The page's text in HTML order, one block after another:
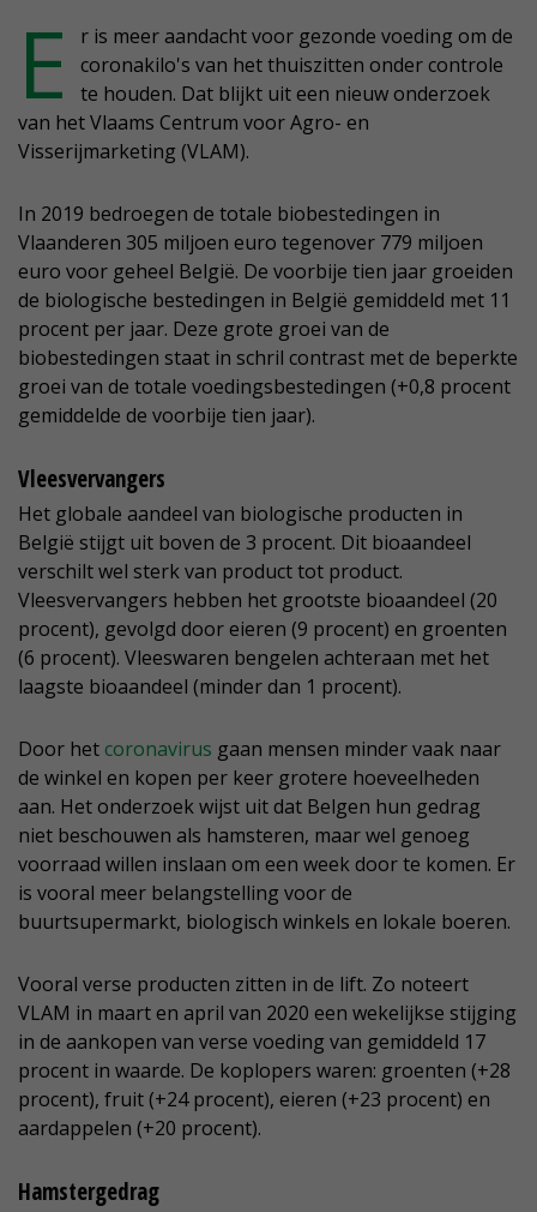
E
r is meer aandacht voor gezonde voeding om de
coronakilo's van het thuiszitten onder controle
te houden. Dat blijkt uit een nieuw onderzoek
van het Vlaams Centrum voor Agro- en
Visserijmarketing (VLAM).
In 2019 bedroegen de totale biobestedingen in
Vlaanderen 305 miljoen euro tegenover 779 miljoen
euro voor geheel België. De voorbije tien jaar groeiden
de biologische bestedingen in België gemiddeld met 11
procent per jaar. Deze grote groei van de
biobestedingen staat in schril contrast met de beperkte
groei van de totale voedingsbestedingen (+0,8 procent
gemiddelde de voorbije tien jaar).
Vleesvervangers
Het globale aandeel van biologische producten in
België stijgt uit boven de 3 procent. Dit bioaandeel
verschilt wel sterk van product tot product.
Vleesvervangers hebben het grootste bioaandeel (20
procent), gevolgd door eieren (9 procent) en groenten
(6 procent). Vleeswaren bengelen achteraan met het
laagste bioaandeel (minder dan 1 procent).
Door hetcoronavirus gaan mensen minder vaak naar
de winkel en kopen per keer grotere hoeveelheden
aan. Het onderzoek wijst uit dat Belgen hun gedrag
niet beschouwen als hamsteren, maar wel genoeg
voorraad willen inslaan om een week door te komen. Er
is vooral meer belangstelling voor de
buurtsupermarkt, biologisch winkels en lokale boeren.
Vooral verse producten zitten in de lift. Zo noteert
VLAM in maart en april van 2020 een wekelijkse stijging
in de aankopen van verse voeding van gemiddeld 17
procent in waarde. De koplopers waren: groenten (+28
procent), fruit (+24 procent), eieren (+23 procent) en
aardappelen (+20 procent).
Hamstergedrag